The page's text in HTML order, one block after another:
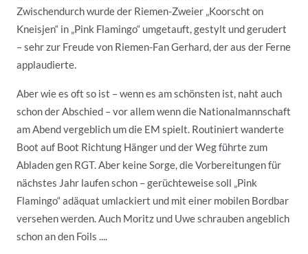
Zwischendurch wurde der Riemen-Zweier „Koorscht on
Kneisjen“ in „Pink Flamingo“ umgetauft, gestylt und gerudert
– sehr zur Freude von Riemen-Fan Gerhard, der aus der Ferne
applaudierte.
Aber wie es oft so ist – wenn es am schönsten ist, naht auch
schon der Abschied – vor allem wenn die Nationalmannschaft
am Abend vergeblich um die EM spielt. Routiniert wanderte
Boot auf Boot Richtung Hänger und der Weg führte zum
Abladen gen RGT. Aber keine Sorge, die Vorbereitungen für
nächstes Jahr laufen schon – gerüchteweise soll „Pink
Flamingo“ adäquat umlackiert und mit einer mobilen Bordbar
versehen werden. Auch Moritz und Uwe schrauben angeblich
schon an den Foils ....